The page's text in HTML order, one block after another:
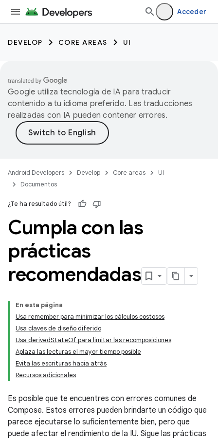
Acceder
DEVELOP CORE AREAS UI
Google utiliza tecnología de IA para traducir
contenido a tu idioma preferido. Las traducciones
realizadas con IA pueden contener errores.
Android Developers Develop Core areas
UI
Documentos
¿Te ha resultado útil?
Cumpla con las
prácticas
recomendadas
En esta página
Usa remember para minimizar los cálculos costosos
Usa claves de diseño diferido
Usa derivedStateOf para limitar las recomposiciones
Aplaza las lecturas el mayor tiempo posible
Evita las escrituras hacia atrás
Recursos adicionales
Es posible que te encuentres con errores comunes de
Compose. Estos errores pueden brindarte un código que
parece ejecutarse lo suficientemente bien, pero que
puede afectar el rendimiento de la IU. Sigue las prácticas